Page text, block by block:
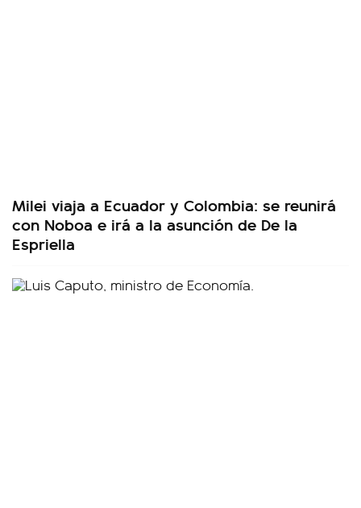
Milei viaja a Ecuador y Colombia: se reunirá
con Noboa e irá a la asunción de De la
Espriella